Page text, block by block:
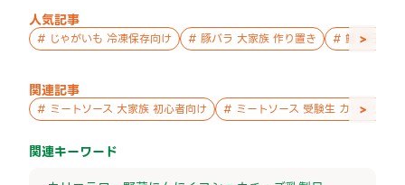
人気記事
# じゃがいも 冷凍保存向け # 豚バラ 大家族 作り置き # 鮭 親子 作
>
関連記事
# ミートソース 大家族 初心者向け # ミートソース 受験生 カリカリ
>
関連キーワード